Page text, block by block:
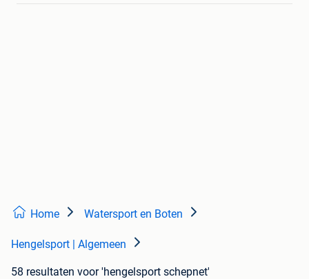
Home Watersport en Boten
Hengelsport | Algemeen
58 resultaten voor 'hengelsport schepnet'